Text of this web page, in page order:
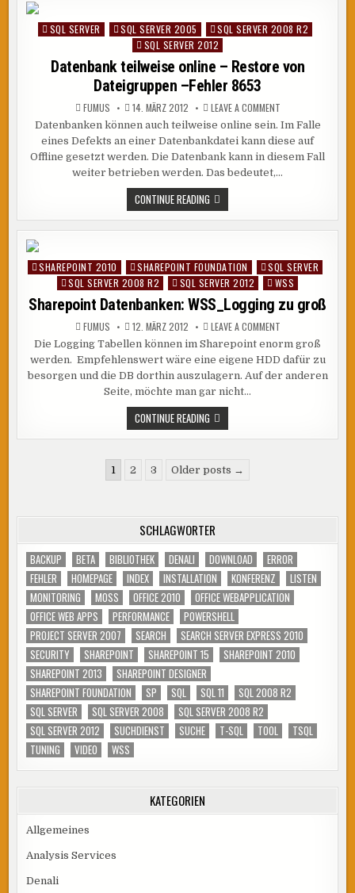
DOWNLOAD
Posted
SQL SERVER SQL SERVER 2005
SQL SERVER 2008 R2
SQL SERVER 2012
Datenbank teilweise online – Restore von
Dateigruppen –Fehler 8653
FUMUS 14. MÄRZ 2012 LEAVE A COMMENTON
TEILWEISE
–
RESTORE
VON
DATEIGRUPPEN
Datenbanken können auch teilweise online sein. Im Falle
eines Defekts an einer Datenbankdatei kann diese auf
Offline gesetzt werden. Die Datenbank kann in diesem Fall
weiter betrieben werden. Das bedeutet,…
CONTINUE READING DATENBANK
TEILWEISE
ONLINE
–
DATEIGRUPPEN
–
FEHLER
8653
Posted
SHAREPOINT 2010 SHAREPOINT FOUNDATION
SQL SERVER
SQL SERVER 2008 R2
SQL SERVER 2012 WSS
Sharepoint Datenbanken: WSS_Logging zu groß
FUMUS 12. MÄRZ 2012 LEAVE A COMMENTON
DATENBANKEN:
WSS_LOGGING
ZU
GROSS
Die Logging Tabellen können im Sharepoint enorm groß
werden. Empfehlenswert wäre eine eigene HDD dafür zu
besorgen und die DB dorthin auszulagern. Auf der anderen
Seite, möchte man gar nicht…
CONTINUE READING SHAREPOINT
DATENBANKEN:
WSS_LOGGING
Seitennummerierung
Beiträge
1 2 3 Older posts →
SCHLAGWÖRTER
BACKUP BETA BIBLIOTHEK DENALI DOWNLOAD
ERROR
FEHLER
HOMEPAGE INDEX INSTALLATION KONFERENZ
LISTEN
MONITORING
MOSS OFFICE 2010
OFFICE WEBAPPLICATION
OFFICE WEB APPS
PERFORMANCE
POWERSHELL
PROJECT SERVER 2007
SEARCH
SEARCH SERVER EXPRESS 2010
SECURITY
SHAREPOINT SHAREPOINT 15
SHAREPOINT 2010
SHAREPOINT 2013
SHAREPOINT DESIGNER
SHAREPOINT FOUNDATION
SP SQL SQL 11
SQL 2008 R2
SQL SERVER
SQL SERVER 2008
SQL SERVER 2008 R2
SQL SERVER 2012
SUCHDIENST SUCHE T-SQL TOOL
TSQL
TUNING
VIDEO WSS
KATEGORIEN
Allgemeines
Analysis Services
Denali